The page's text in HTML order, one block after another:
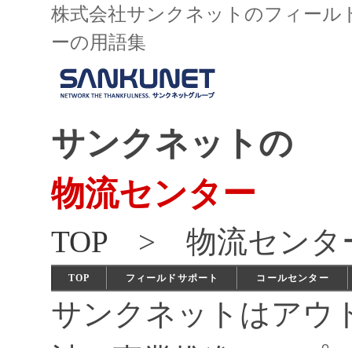
株式会社サンクネットのフィー
ーの用語集
サンクネットの
物流センター
TOP > 物流センタ
TOP フィールドサポート コールセンター
サンクネットはアウ